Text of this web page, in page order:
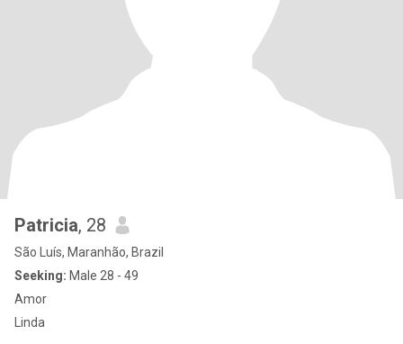
Patricia, 28
São Luís, Maranhão, Brazil
Seeking: Male 28 - 49
Amor
Linda